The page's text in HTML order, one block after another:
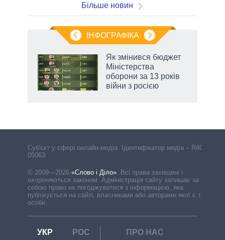
Більше новин
ІНФОГРАФІКА
Як змінився бюджет
Міністерства
оборони за 13 років
війни з росією
Cуб'єкт у сфері онлайн-медіа. Ідентифікатор медіа – R40-
05063
© 2009—2026 «Слово і Діло» Всі права захищені і
охороняються законом. Адміністрація сайту залишає за
собою право не погоджуватися з інформацією, яка
публікується на сайті, власниками або авторами якої є треті
особи.
УКР РОС
ПРО НАС